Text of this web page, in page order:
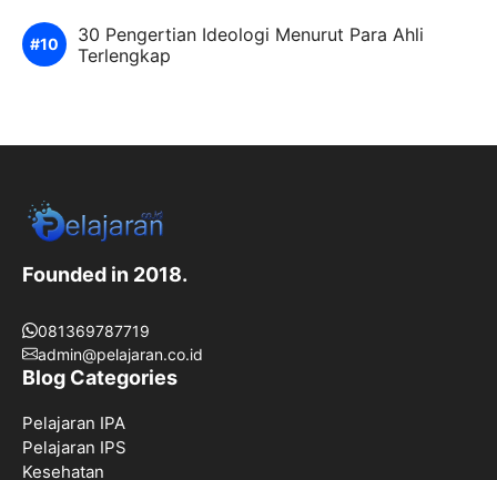
30 Pengertian Ideologi Menurut Para Ahli
Terlengkap
Founded in 2018.
081369787719
admin@pelajaran.co.id
Blog Categories
Pelajaran IPA
Pelajaran IPS
Kesehatan